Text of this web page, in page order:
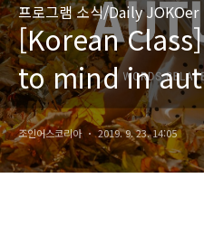
프로그램 소식/Daily JOKOer
[Korean
to mind in
조인어스코리아 2019. 9. 23. 14:05